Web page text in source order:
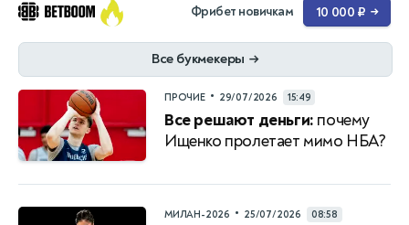
Фрибет новичкам 10 000 ₽ →
Все букмекеры →
ПРОЧИЕ • 29/07/2026 15:49
Все решают деньги: почему
Ищенко пролетает мимо НБА?
МИЛАН-2026 • 25/07/2026 08:58